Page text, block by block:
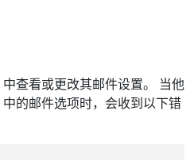
查看或更改其邮件设置。 当他
的邮件选项时，会收到以下错